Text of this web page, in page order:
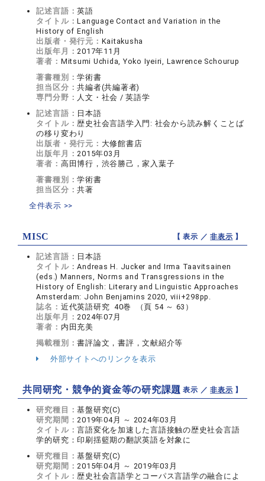
記述言語：英語
タイトル：Language Contact and Variation in the
History of English
出版者・発行元： Kaitakusha
出版年月：2017年11月
著者： Mitsumi Uchida, Yoko Iyeiri, Lawrence Schourup
著書種別：学術書
担当区分：共編者(共編著者)
専門分野： 人文・社会 / 英語学
記述言語： 日本語
タイトル：歴史社会言語学入門: 社会から読み解くことば
の移り変わり
出版者・発行元： 大修館書店
出版年月：2015年03月
著者： 高田博行，渋谷勝己，家入葉子
著書種別：学術書
担当区分：共著
全件表示 >>
MISC 【 表示 ／非表示 】
記述言語： 日本語
タイトル：Andreas H. Jucker and Irma Taavitsainen
(eds.) Manners, Norms and Transgressions in the
History of English: Literary and Linguistic Approaches
Amsterdam: John Benjamins 2020, viii+298pp.
誌名： 近代英語研究 40巻 （頁 54 ～ 63）
出版年月：2024年07月
著者： 内田充美
掲載種別：書評論文，書評，文献紹介等
外部サイトへのリンクを表示
共同研究・競争的資金等の研究課題【 表示 ／非表示 】
研究種目：基盤研究(C)
研究期間：2019年04月 ～ 2024年03月
タイトル：言語変化を加速した言語接触の歴史社会言語
学的研究：印刷揺籃期の翻訳英語を対象に
研究種目：基盤研究(C)
研究期間：2015年04月 ～ 2019年03月
タイトル：歴史社会言語学とコーパス言語学の融合によ